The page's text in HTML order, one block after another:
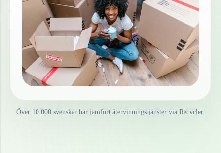
Över 10 000 svenskar har jämfört återvinningstjänster via Recycler.